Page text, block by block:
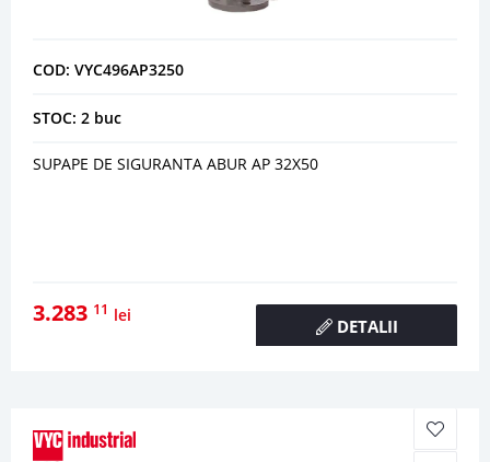
COD: VYC496AP3250
STOC: 2 buc
SUPAPE DE SIGURANTA ABUR AP 32X50
3.283 11 lei
DETALII